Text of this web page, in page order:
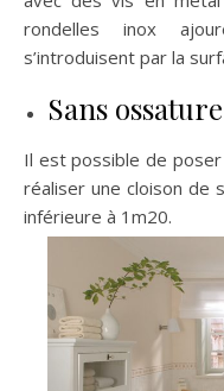
rondelles inox
s’introduisent par la
Sans ossature
Il est possible de
réaliser une cloison de
inférieure à 1m20.